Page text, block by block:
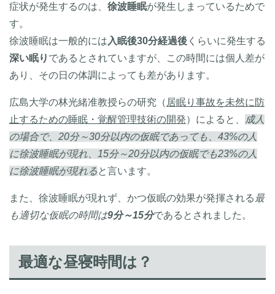
症状が発生するのは、 徐波睡眠が発生しまっているためで
す。
徐波睡眠は一般的には 入眠後30分経過後 くらいに発生する
深い眠り であるとされていますが、この時間には個人差が
あり、その日の体調によっても差があります。
広島大学の林光緒准教授らの研究（ 居眠り事故を未然に防
止するための睡眠・覚醒管理技術の開発）によると、
成人
の場合で、20分～30分以内の仮眠であっても、43%の人
に徐波睡眠が現れ、15分～20分以内の仮眠でも23%の人
に徐波睡眠が現れると言います。
また、徐波睡眠が現れず、かつ仮眠の効果が発揮される 最
も適切な仮眠の時間は9分～15分であるとされました。
最適な昼寝時間は？